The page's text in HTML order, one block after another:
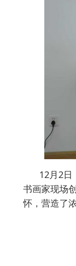
12月2日
书画家现场
怀，营造了